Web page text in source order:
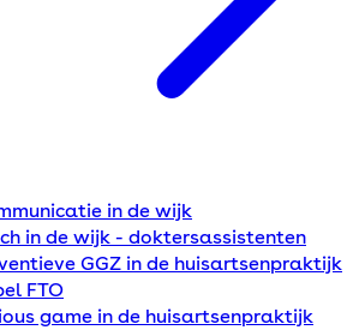
in de wijk
in de wijk - doktersassistenten
GGZ in de huisartsenpraktijk
FTO
game in de huisartsenpraktijk